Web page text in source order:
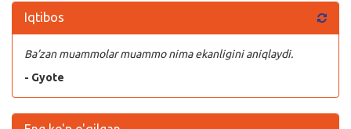
Iqtibos
Ba’zan muammolar muammo nima ekanligini aniqlaydi.
- Gyote